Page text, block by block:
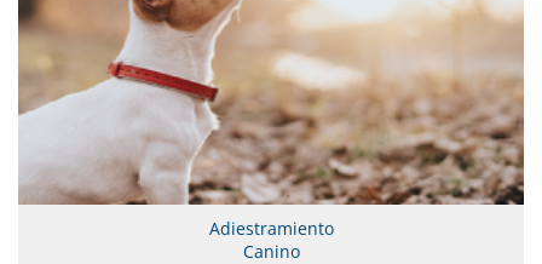
Adiestramiento
Canino